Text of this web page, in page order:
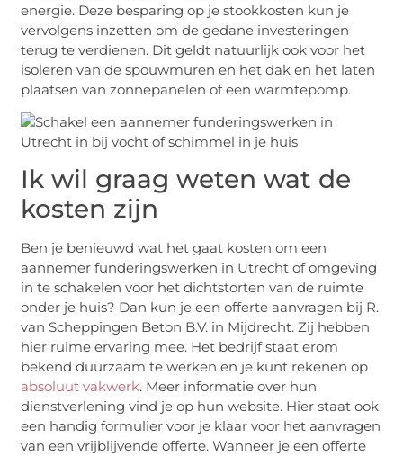
energie. Deze besparing op je stookkosten kun je
vervolgens inzetten om de gedane investeringen
terug te verdienen. Dit geldt natuurlijk ook voor het
isoleren van de spouwmuren en het dak en het laten
plaatsen van zonnepanelen of een warmtepomp.
Ik wil graag weten wat de
kosten zijn
Ben je benieuwd wat het gaat kosten om een
aannemer funderingswerken in Utrecht of omgeving
in te schakelen voor het dichtstorten van de ruimte
onder je huis? Dan kun je een offerte aanvragen bij R.
van Scheppingen Beton B.V. in Mijdrecht. Zij hebben
hier ruime ervaring mee. Het bedrijf staat erom
bekend duurzaam te werken en je kunt rekenen op
absoluut vakwerk. Meer informatie over hun
dienstverlening vind je op hun website. Hier staat ook
een handig formulier voor je klaar voor het aanvragen
van een vrijblijvende offerte. Wanneer je een offerte